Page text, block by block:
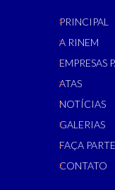
PRINCIPAL
A RINEM
EMPRESAS
ATAS
NOTÍCIAS
GALERIAS
FAÇA PARTE
CONTATO